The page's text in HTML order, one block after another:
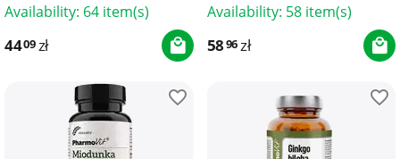
Availability: 64 item(s)
4409zł
Availability: 58 item(s)
5896zł